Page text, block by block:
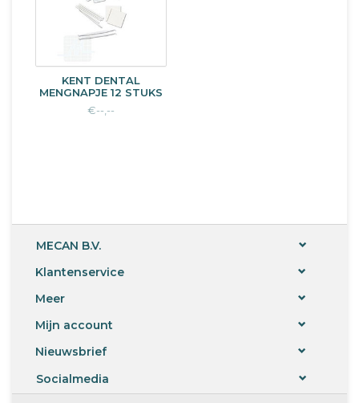
KENT DENTAL
MENGNAPJE 12 STUKS
€--,--
MECAN B.V.
Klantenservice
Meer
Mijn account
Nieuwsbrief
Socialmedia